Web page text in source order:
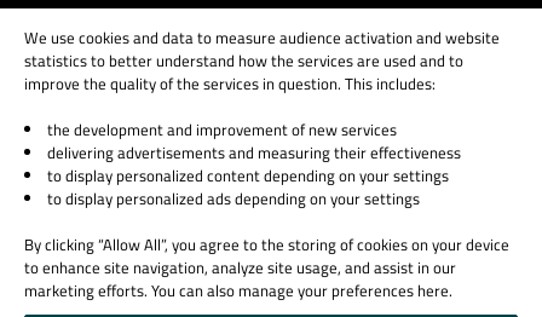
© 2026 The Qt Company
Legal Notice
Privacy and Cookie Policy
Trust Center
Cookie Settings
Email Preferences
We use cookies and data to measure audience activation and website
statistics to better understand how the services are used and to
improve the quality of the services in question. This includes:
the development and improvement of new services
delivering advertisements and measuring their effectiveness
to display personalized content depending on your settings
to display personalized ads depending on your settings
By clicking “Allow All”, you agree to the storing of cookies on your device
to enhance site navigation, analyze site usage, and assist in our
marketing efforts. You can also manage your preferences here.